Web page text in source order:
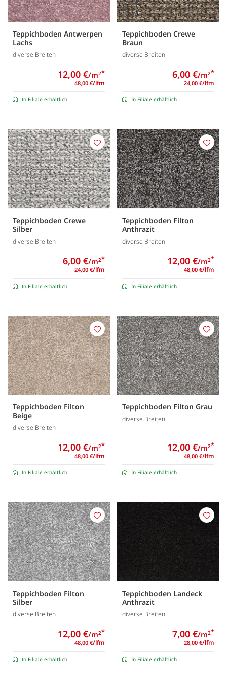
Teppichboden Antwerpen
Lachs
diverse Breiten
12,00 €/m2*
48,00 €/lfm
In Filiale erhältlich
Teppichboden Crewe
Braun
diverse Breiten
6,00 €/m2*
24,00 €/lfm
In Filiale erhältlich
Teppichboden Crewe
Silber
diverse Breiten
6,00 €/m2*
24,00 €/lfm
In Filiale erhältlich
Merken
Teppichboden Filton
Anthrazit
diverse Breiten
12,00 €/m2*
48,00 €/lfm
In Filiale erhältlich
Teppichboden Filton
Beige
diverse Breiten
12,00 €/m2*
48,00 €/lfm
In Filiale erhältlich
Merken
Teppichboden Filton Grau
diverse Breiten
12,00 €/m2*
48,00 €/lfm
In Filiale erhältlich
Teppichboden Filton
Silber
diverse Breiten
12,00 €/m2*
48,00 €/lfm
In Filiale erhältlich
Merken
Teppichboden Landeck
Anthrazit
diverse Breiten
7,00 €/m2*
28,00 €/lfm
In Filiale erhältlich